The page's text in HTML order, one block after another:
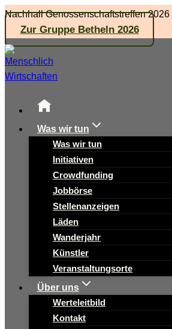
Zum
Inhalt
springen
Nachhall Genossenschaftstreffen 2026
Zur Gruppe Betheln 2026
Was wir tun
Was wir tun
Initiativen
Crowdfunding
Jobbörse
Stellenanzeigen
Läden
Wanderjahr
Künstler
Veranstaltungsorte
Über uns
Werteleitbild
Kontakt